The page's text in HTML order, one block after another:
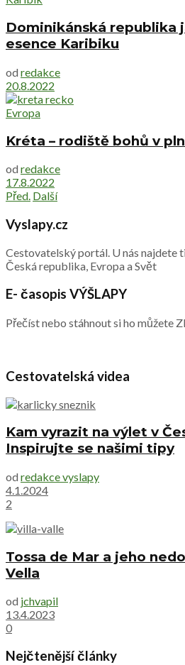
Dominikánská republika
esence Karibiku
od redakce
20.8.2022
Evropa
Kréta – rodiště bohů v
od redakce
17.8.2022
Před. Další
Vyslapy.cz
Cestovatelský portál. U nás najdete
Česká republika, Evropa a Svět
E- časopis VÝŠLAPY
Přečíst nebo stáhnout si ho můžete
Cestovatelská videa
Kam vyrazit na výlet v
Inspirujte se našimi tipy
od redakce vyslapy
4.1.2024
2
Tossa de Mar a jeho
Vella
od jchvapil
13.4.2023
0
Nejčtenější články